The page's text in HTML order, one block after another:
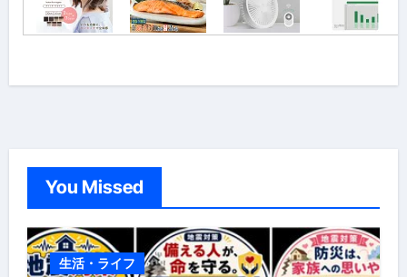
You Missed
生活・ライフ